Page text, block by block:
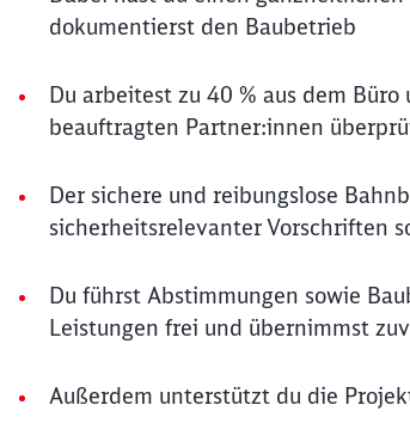
dokumentierst den Baubetrieb
Du arbeitest zu 40 % aus dem
beauftragten Partner:innen
Der sichere und reibungslose
sicherheitsrelevanter Vorschriften
Du führst Abstimmungen sowie
Leistungen frei und übernimmst
Außerdem unterstützt du die